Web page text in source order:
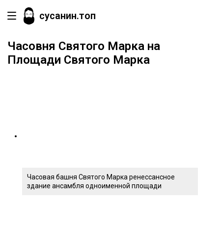
сусанин.топ
Часовня Святого Марка на
Площади Святого Марка
Часовая башня Святого Марка ренессансное
здание ансамбля одноименной площади